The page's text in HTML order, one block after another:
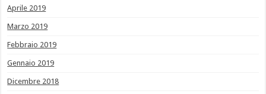
Aprile 2019
Marzo 2019
Febbraio 2019
Gennaio 2019
Dicembre 2018